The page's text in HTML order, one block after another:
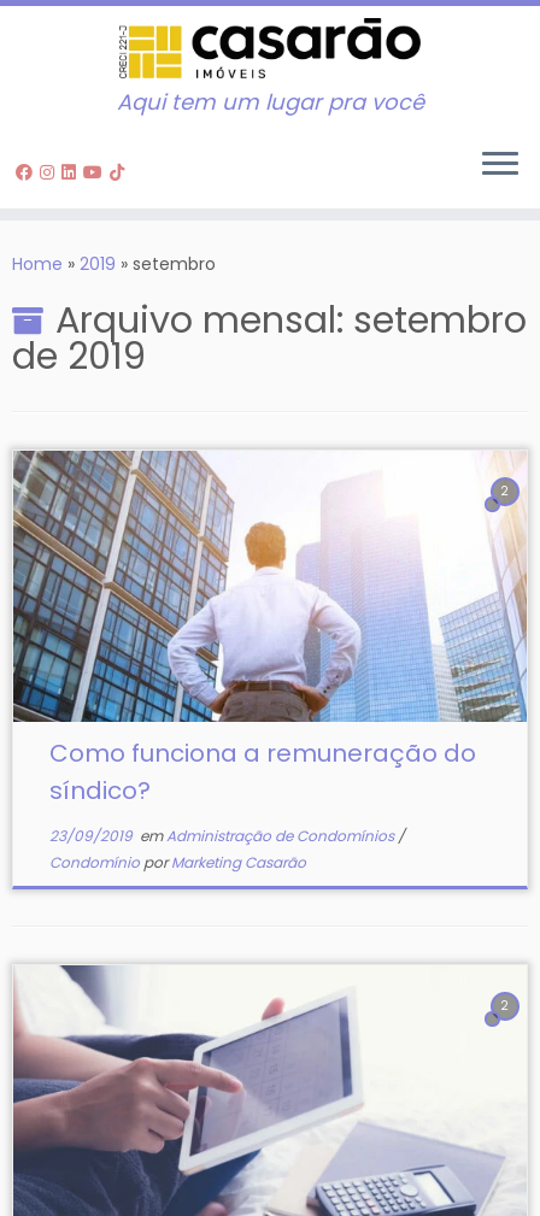
to
Aqui tem um lugar pra você
Home » 2019 » setembro
Arquivo mensal: setembro
de 2019
2
Como funciona a remuneração do
síndico?
23/09/2019emAdministração de Condomínios/
Condomínio porMarketing Casarão
2